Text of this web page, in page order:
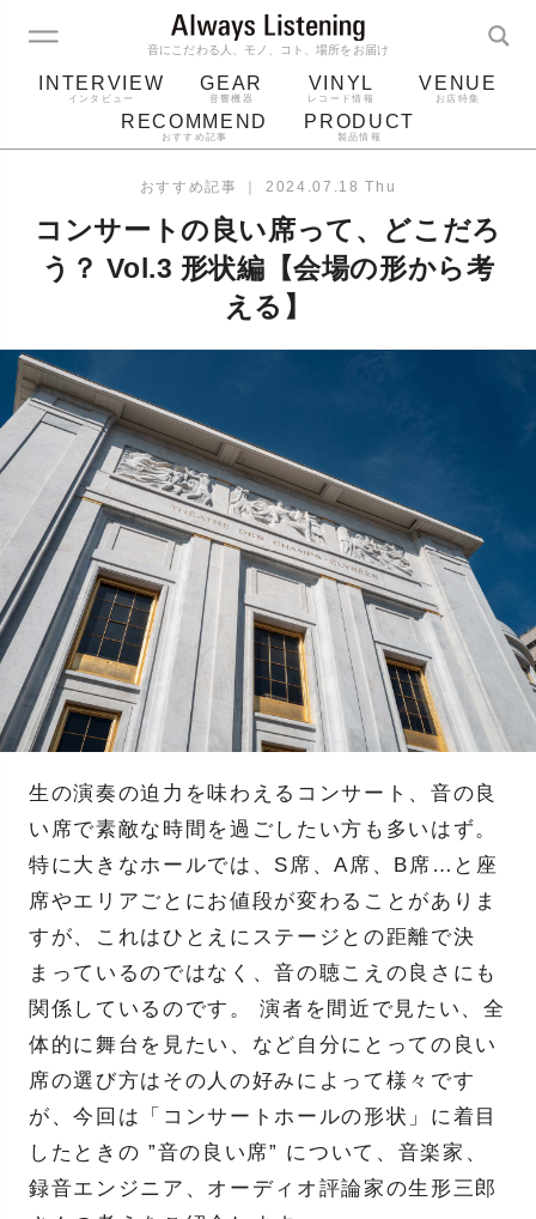
音にこだわる人、モノ、コト、場所をお届け
INTERVIEW
インタビュー
GEAR
音響機器
VINYL
レコード情報
VENUE
お店特集
RECOMMEND
おすすめ記事
PRODUCT
製品情報
bluetooth
レコード針
おすすめ記事 ｜ 2024.07.18 Thu
コンサートの良い席って、どこだろ
う？ Vol.3 形状編【会場の形から考
える】
生の演奏の迫力を味わえるコンサート、音の良
い席で素敵な時間を過ごしたい方も多いはず。
特に大きなホールでは、S席、A席、B席…と座
席やエリアごとにお値段が変わることがありま
すが、これはひとえにステージとの距離で決
まっているのではなく、音の聴こえの良さにも
関係しているのです。 演者を間近で見たい、全
体的に舞台を見たい、など自分にとっての良い
席の選び方はその人の好みによって様々です
が、今回は「コンサートホールの形状」に着目
したときの ”音の良い席” について、音楽家、
録音エンジニア、オーディオ評論家の生形三郎